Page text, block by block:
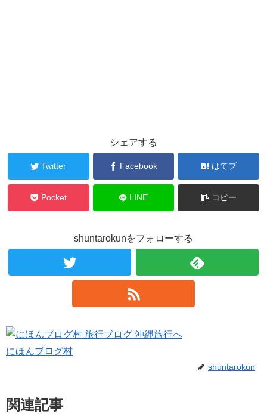
シェアする
Twitter Facebook はてブ
Pocket LINE コピー
shuntarokunをフォローする
にほんブログ村
shuntarokun
関連記事